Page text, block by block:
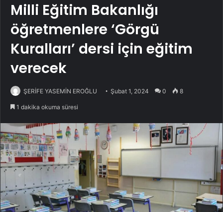
Milli Eğitim Bakanlığı
öğretmenlere ‘Görgü
Kuralları’ dersi için eğitim
verecek
ŞERİFE YASEMİN EROĞLU Şubat 1, 2024 0 8
1 dakika okuma süresi